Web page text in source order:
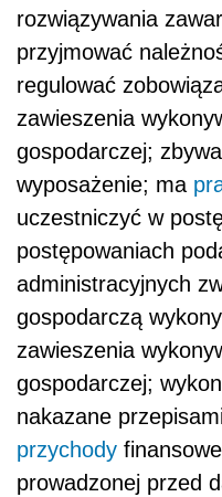
rozwiązywania
przyjmować
regulować
zawieszenia
gospodarczej;
wyposażenie; ma
uczestniczyć w
postępowaniach
administracyjnych
gospodarczą
zawieszenia
gospodarczej;
nakazane
przychody
prowadzonej przed